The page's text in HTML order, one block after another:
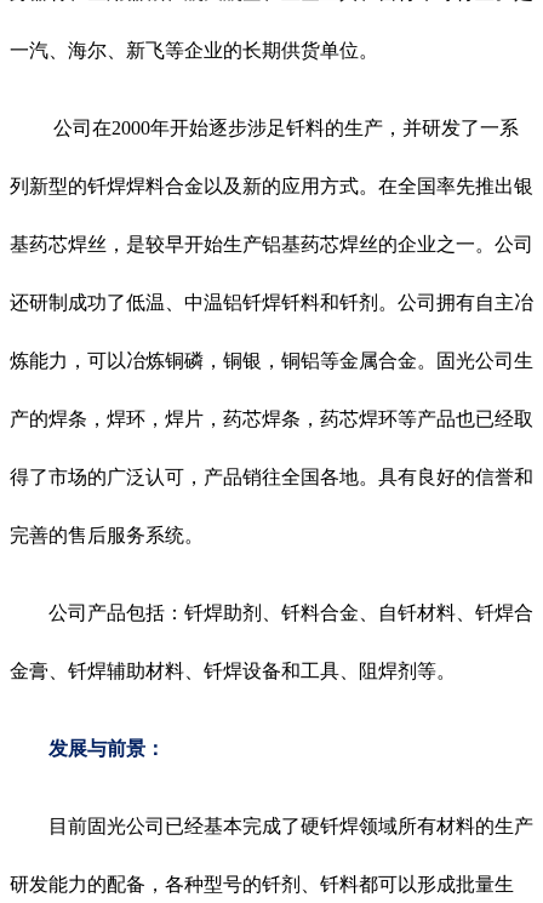
一汽、海尔、新飞等企业的长期供货单位。
公司在2000年开始逐步涉足钎料的生产，并研发了一系
列新型的钎焊焊料合金以及新的应用方式。在全国率先推出银
基药芯焊丝，是较早开始生产铝基药芯焊丝的企业之一。公司
还研制成功了低温、中温铝钎焊钎料和钎剂。公司拥有自主冶
炼能力，可以冶炼铜磷，铜银，铜铝等金属合金。固光公司生
产的焊条，焊环，焊片，药芯焊条，药芯焊环等产品也已经取
得了市场的广泛认可，产品销往全国各地。具有良好的信誉和
完善的售后服务系统。
公司产品包括：钎焊助剂、钎料合金、自钎材料、钎焊合
金膏、钎焊辅助材料、钎焊设备和工具、阻焊剂等。
发展与前景：
目前固光公司已经基本完成了硬钎焊领域所有材料的生产
研发能力的配备，各种型号的钎剂、钎料都可以形成批量生